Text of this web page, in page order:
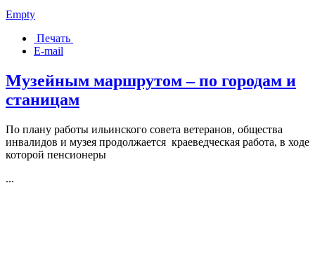
Empty
Печать
E-mail
Музейным маршрутом – по городам и
станицам
По плану работы ильинского совета ветеранов, общества
инвалидов и музея продолжается краеведческая работа, в ходе
которой пенсионеры
...